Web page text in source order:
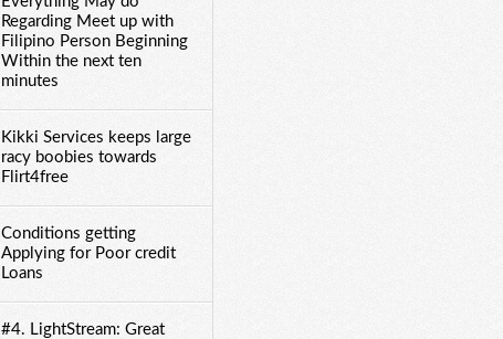
Regarding Meet up with
Filipino Person Beginning
Within the next ten
minutes
Kikki Services keeps large
racy boobies towards
Flirt4free
Conditions getting
Applying for Poor credit
Loans
#4. LightStream: Great